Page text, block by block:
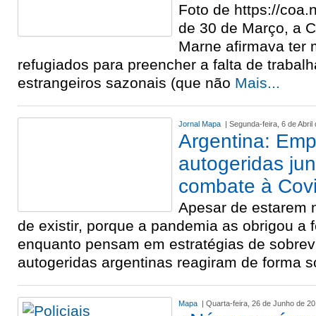
Foto de https://
de 30 de Março, a
Marne afirmava ter
refugiados para preencher a falta de
estrangeiros sazonais (que não Mais...
Jornal Mapa | Segunda-feira, 6 de Abril
Argentina:
autogeridas
combate à
Apesar de estarem
de existir, porque a pandemia as obrigou a
enquanto pensam em estratégias de
autogeridas argentinas reagiram de forma
Mapa | Quarta-feira, 26 de Junho de